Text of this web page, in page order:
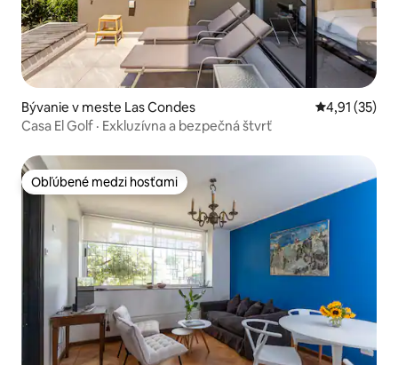
Bývanie v meste Las Condes Priemerné
4,91 (35)
Casa El Golf · Exkluzívna a bezpečná štvrť
Obľúbené medzi hosťami
Obľúbené medzi hosťami